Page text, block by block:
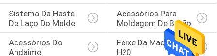
Sistema Da Haste
De Laço Do Molde
Acessórios Para
Moldagem De Betão
Acessórios Do
Andaime
Feixe Da Madeira
H20